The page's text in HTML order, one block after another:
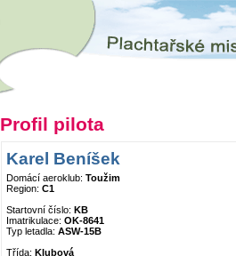
Profil pilota
Karel Beníšek
Domácí aeroklub: Toužim
Region: C1
Startovní číslo: KB
Imatrikulace: OK-8641
Typ letadla: ASW-15B
Třída: Klubová